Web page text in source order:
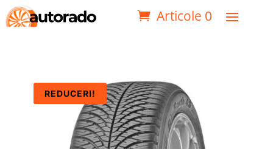
Articole 0
REDUCERI!